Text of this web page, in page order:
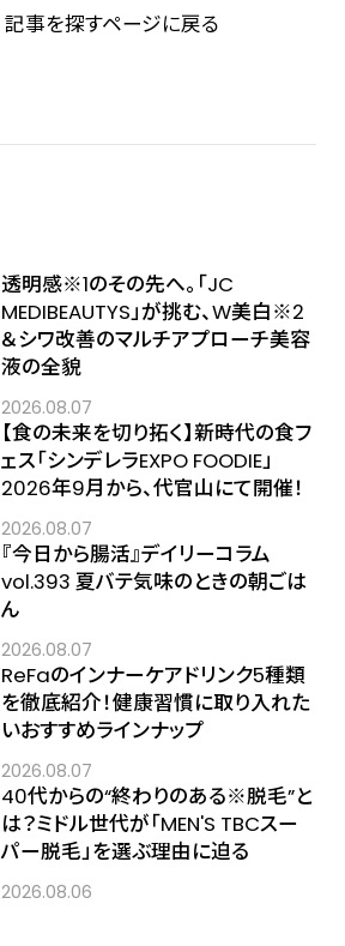
記事を探すページに戻る
透明感※1のその先へ――。「JC
MEDIBEAUTYS」が挑む、W美白※2
＆シワ改善のマルチアプローチ美容
液の全貌
2026.08.07
【食の未来を切り拓く】新時代の食フ
ェス「シンデレラEXPO FOODIE」
2026年9月から、代官山にて開催！
2026.08.07
『今日から腸活』デイリーコラム
vol.393 夏バテ気味のときの朝ごは
ん
2026.08.07
ReFaのインナーケアドリンク5種類
を徹底紹介！健康習慣に取り入れた
いおすすめラインナップ
2026.08.07
40代からの“終わりのある※脱毛”と
は？ミドル世代が「MEN'S TBCスー
パー脱毛」を選ぶ理由に迫る
2026.08.06